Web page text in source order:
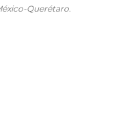
Querétaro.